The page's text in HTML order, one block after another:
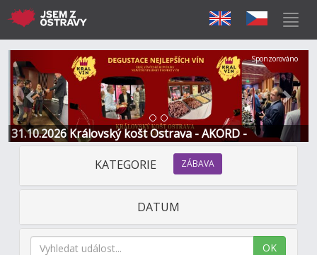
31.10.2026 Královský košt Ostrava - AKORD -
Restaurace a Hotel
Předchozí Další
Sponzorováno
KATEGORIE ZÁBAVA
DATUM
OK